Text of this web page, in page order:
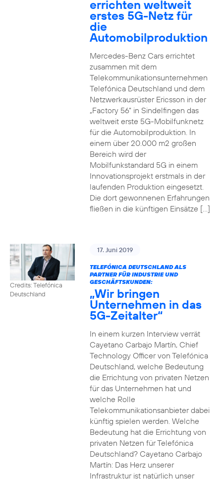
errichten weltweit
erstes 5G-Netz für
die
Automobilproduktion
Mercedes-Benz Cars errichtet
zusammen mit dem
Telekommunikationsunternehmen
Telefónica Deutschland und dem
Netzwerkausrüster Ericsson in der
„Factory 56“ in Sindelfingen das
weltweit erste 5G-Mobilfunknetz
für die Automobilproduktion. In
einem über 20.000 m2 großen
Bereich wird der
Mobilfunkstandard 5G in einem
Innovationsprojekt erstmals in der
laufenden Produktion eingesetzt.
Die dort gewonnenen Erfahrungen
fließen in die künftigen Einsätze […]
Credits: Telefónica
Deutschland
17. Juni 2019
TELEFÓNICA DEUTSCHLAND ALS
PARTNER FÜR INDUSTRIE UND
GESCHÄFTSKUNDEN:
„Wir bringen
Unternehmen in das
5G-Zeitalter“
In einem kurzen Interview verrät
Cayetano Carbajo Martín, Chief
Technology Officer von Telefónica
Deutschland, welche Bedeutung
die Errichtung von privaten Netzen
für das Unternehmen hat und
welche Rolle
Telekommunikationsanbieter dabei
künftig spielen werden. Welche
Bedeutung hat die Errichtung von
privaten Netzen für Telefónica
Deutschland? Cayetano Carbajo
Martín: Das Herz unserer
Infrastruktur ist natürlich unser